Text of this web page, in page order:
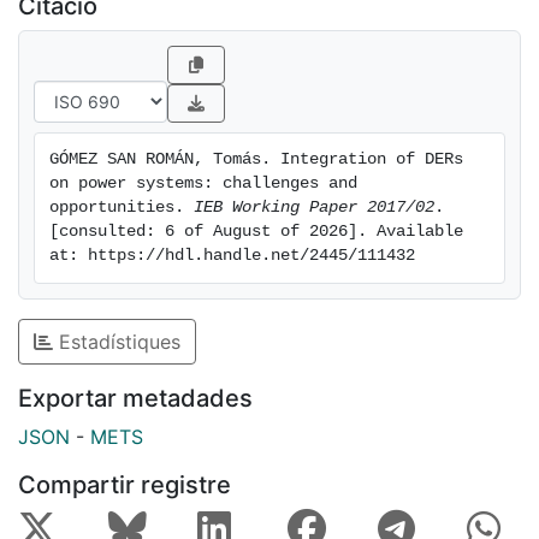
achieve a level playing field between distributed and
centralized resources when providing electricity
services. This paper summarizes part of the work
developed under the MIT Utility of the Future study.
Citació
GÓMEZ SAN ROMÁN, Tomás. Integration of DERs
on power systems: challenges and
opportunities. IEB Working Paper 2017/02 .
[consulted: 6 of August of 2026]. Available
at: https://hdl.handle.net/2445/111432
Estadístiques
Exportar metadades
JSON - METS
Compartir registre